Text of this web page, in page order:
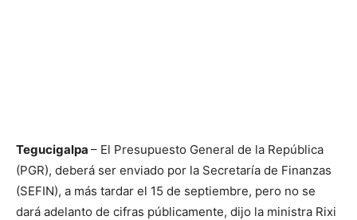
Tegucigalpa – El Presupuesto General de la República
(PGR), deberá ser enviado por la Secretaría de Finanzas
(SEFIN), a más tardar el 15 de septiembre, pero no se
dará adelanto de cifras públicamente, dijo la ministra Rixi